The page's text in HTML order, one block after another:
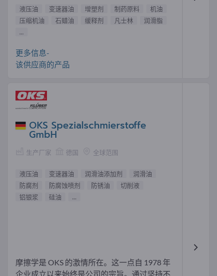
液压油 变速器油 增塑剂 制药原料
机油
压缩机油
石蜡油 缓释剂 凡士林
润滑脂
...
更多信息-
该供应商的产品
OKS Spezialschmierstoffe
GmbH
生产厂家 德国 全球范围
液压油 变速器油 润滑油添加剂
润滑油
防腐剂
防腐蚀喷剂 防锈油
切削液
铝银浆
硅油 ...
摩擦学是 OKS 的激情所在。这一点自 1978 年
企业成立以来始终是公司的宗旨。通过坚持不